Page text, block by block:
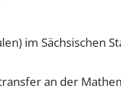
im Sächsischen
an der